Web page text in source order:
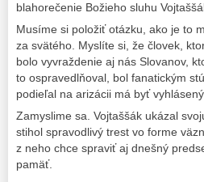
blahorečenie Božieho sluhu
Musíme si položiť otázku, ako je to
za svätého. Myslíte si, že človek,
bolo vyvraždenie aj nás Slovanov,
to ospravedlňoval, bol fanatickým
podieľal na arizácii má byť
Zamyslime sa. Vojtaššák ukázal
stihol spravodlivý trest vo forme
z neho chce spraviť aj dnešný
pamäť.